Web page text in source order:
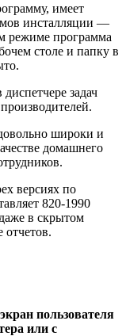
имеет
инсталляции —
режиме программа
столе и папку в
задач
широки и
домашнего
версиях по
820-1990
в скрытом
пользователя
или с